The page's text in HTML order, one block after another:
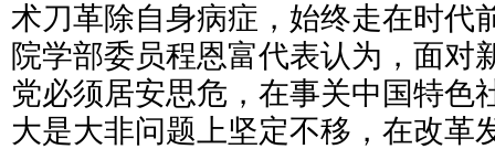
术刀革除自身病症，始终走在时代
院学部委员程恩富代表认为，面对
党必须居安思危，在事关中国特色
大是大非问题上坚定不移，在改革